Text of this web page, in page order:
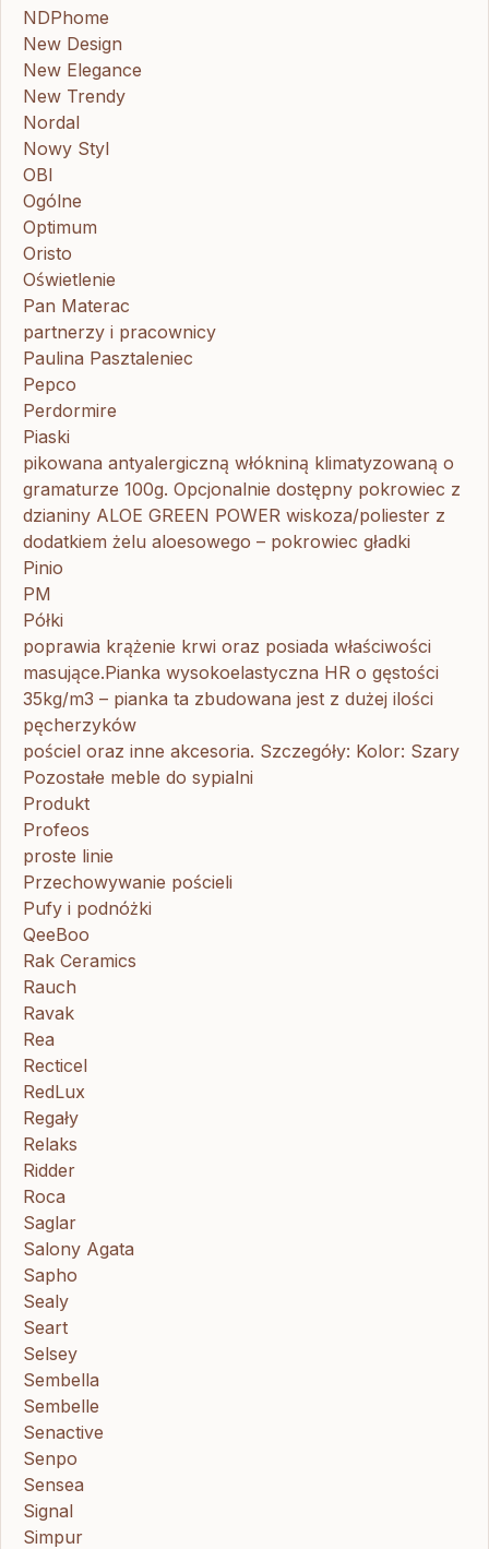
NDPhome
New Design
New Elegance
New Trendy
Nordal
Nowy Styl
OBI
Ogólne
Optimum
Oristo
Oświetlenie
Pan Materac
partnerzy i pracownicy
Paulina Pasztaleniec
Pepco
Perdormire
Piaski
pikowana antyalergiczną włókniną klimatyzowaną o
gramaturze 100g. Opcjonalnie dostępny pokrowiec z
dzianiny ALOE GREEN POWER wiskoza/poliester z
dodatkiem żelu aloesowego – pokrowiec gładki
Pinio
PM
Półki
poprawia krążenie krwi oraz posiada właściwości
masujące.Pianka wysokoelastyczna HR o gęstości
35kg/m3 – pianka ta zbudowana jest z dużej ilości
pęcherzyków
pościel oraz inne akcesoria. Szczegóły: Kolor: Szary
Pozostałe meble do sypialni
Produkt
Profeos
proste linie
Przechowywanie pościeli
Pufy i podnóżki
QeeBoo
Rak Ceramics
Rauch
Ravak
Rea
Recticel
RedLux
Regały
Relaks
Ridder
Roca
Saglar
Salony Agata
Sapho
Sealy
Seart
Selsey
Sembella
Sembelle
Senactive
Senpo
Sensea
Signal
Simpur